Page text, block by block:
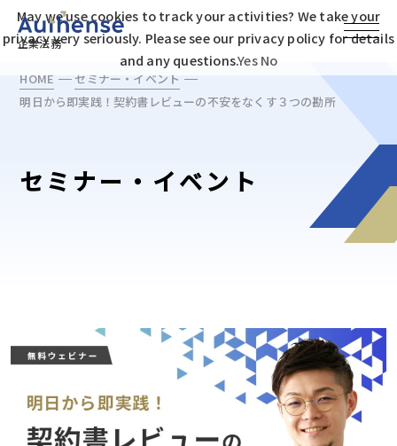
企業法務
HOME
セミナー・イベント
明日から即実践！ 契約書レビューの不安をなくす３つの勘所
セミナー・イベント
May we use cookies to track your activities? We take your
privacy very seriously. Please see our privacy policy for details
and any questions.Yes No